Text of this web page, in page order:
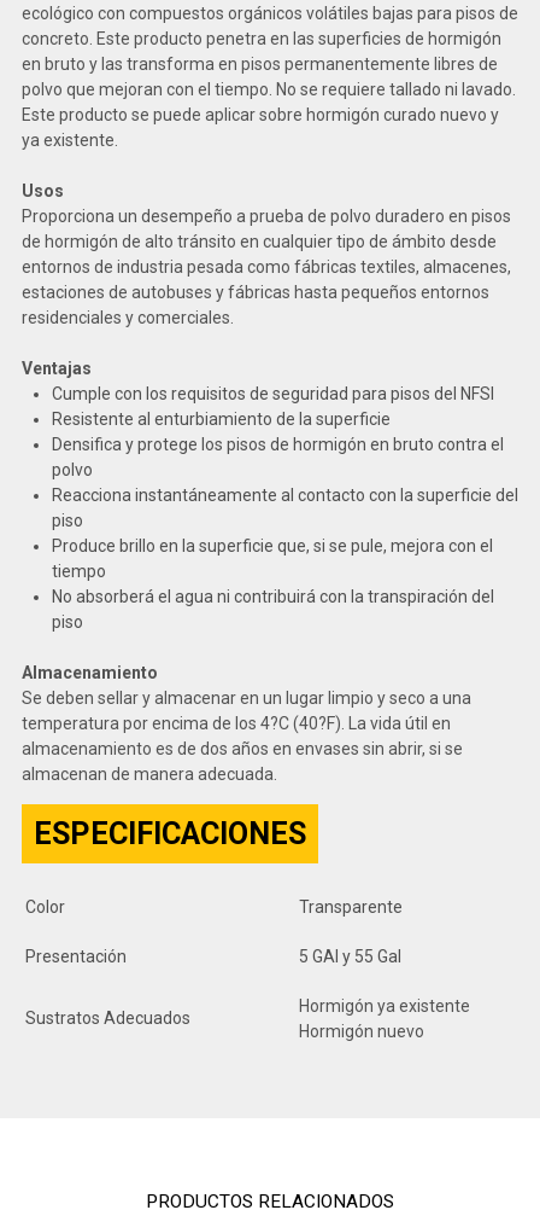
ecológico con compuestos orgánicos volátiles bajas para pisos de
concreto. Este producto penetra en las superficies de hormigón
en bruto y las transforma en pisos permanentemente libres de
polvo que mejoran con el tiempo. No se requiere tallado ni lavado.
Este producto se puede aplicar sobre hormigón curado nuevo y
ya existente.
Usos
Proporciona un desempeño a prueba de polvo duradero en pisos
de hormigón de alto tránsito en cualquier tipo de ámbito desde
entornos de industria pesada como fábricas textiles, almacenes,
estaciones de autobuses y fábricas hasta pequeños entornos
residenciales y comerciales.
Ventajas
Cumple con los requisitos de seguridad para pisos del NFSI
Resistente al enturbiamiento de la superficie
Densifica y protege los pisos de hormigón en bruto contra el
polvo
Reacciona instantáneamente al contacto con la superficie del
piso
Produce brillo en la superficie que, si se pule, mejora con el
tiempo
No absorberá el agua ni contribuirá con la transpiración del
piso
Almacenamiento
Se deben sellar y almacenar en un lugar limpio y seco a una
temperatura por encima de los 4?C (40?F). La vida útil en
almacenamiento es de dos años en envases sin abrir, si se
almacenan de manera adecuada.
ESPECIFICACIONES
Color Transparente
Presentación 5 GAl y 55 Gal
Sustratos Adecuados
Hormigón ya existente
Hormigón nuevo
PRODUCTOS RELACIONADOS